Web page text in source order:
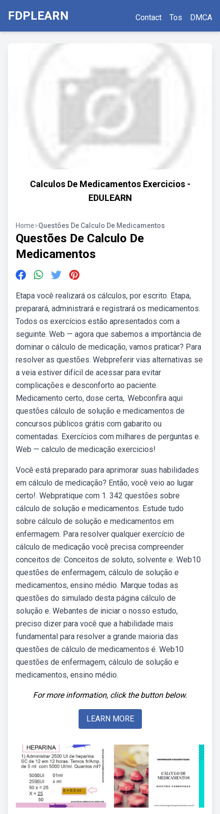
FDPLEARN Contact Tos DMCA
Calculos De Medicamentos Exercicios -
EDULEARN
Home>Questões De Calculo De Medicamentos
Questões De Calculo De
Medicamentos
Etapa você realizará os cálculos, por escrito. Etapa,
preparará, administrará e registrará os medicamentos.
Todos os exercícios estão apresentados com a
seguinte. Web — agora que sabemos a importância de
dominar o cálculo de medicação, vamos praticar? Para
resolver as questões. Webpreferir vias alternativas se
a veia estiver difícil de acessar para evitar
complicações e desconforto ao paciente.
Medicamento certo, dose certa,. Webconfira aqui
questões cálculo de solução e medicamentos de
concursos públicos grátis com gabarito ou
comentadas. Exercícios com milhares de perguntas e.
Web — calculo de medicação exercicios!
Você está preparado para aprimorar suas habilidades
em cálculo de medicação? Então, você veio ao lugar
certo!. Webpratique com 1. 342 questões sobre
cálculo de solução e medicamentos. Estude tudo
sobre cálculo de solução e medicamentos em
enfermagem. Para resolver qualquer exercício de
cálculo de medicação você precisa compreender
conceitos de: Conceitos de soluto, solvente e. Web10
questões de enfermagem, cálculo de solução e
medicamentos, ensino médio. Marque todas as
questões do simulado desta página cálculo de
solução e. Webantes de iniciar o nosso estudo,
preciso dizer para você que a habilidade mais
fundamental para resolver a grande maioria das
questões de cálculo de medicamentos é. Web10
questões de enfermagem, cálculo de solução e
medicamentos, ensino médio.
For more information, click the button below.
LEARN MORE